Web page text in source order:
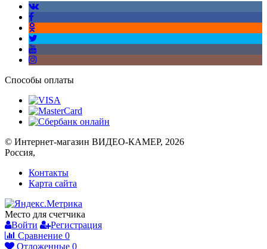
Способы оплаты
© Интернет-магазин ВИДЕО-КАМЕР, 2026
Россия,
Контакты
Карта сайта
Место для счетчика
Войти
Регистрация
Сравнение 0
Отложенные 0